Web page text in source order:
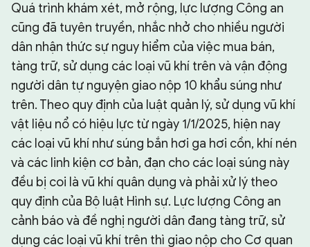
Quá trình khám xét, mở rộng, lực lượng Công an
cũng đã tuyên truyền, nhắc nhở cho nhiều người
dân nhận thức sự nguy hiểm của việc mua bán,
tàng trữ, sử dụng các loại vũ khí trên và vận động
người dân tự nguyện giao nộp 10 khẩu súng như
trên. Theo quy định của luật quản lý, sử dụng vũ khí
vật liệu nổ có hiệu lực từ ngày 1/1/2025, hiện nay
các loại vũ khí như súng bắn hơi ga hơi cồn, khí nén
và các linh kiện cơ bản, đạn cho các loại súng này
đều bị coi là vũ khí quân dụng và phải xử lý theo
quy định của Bộ luật Hình sự. Lực lượng Công an
cảnh báo và đề nghị người dân đang tàng trữ, sử
dụng các loại vũ khí trên thì giao nộp cho Cơ quan